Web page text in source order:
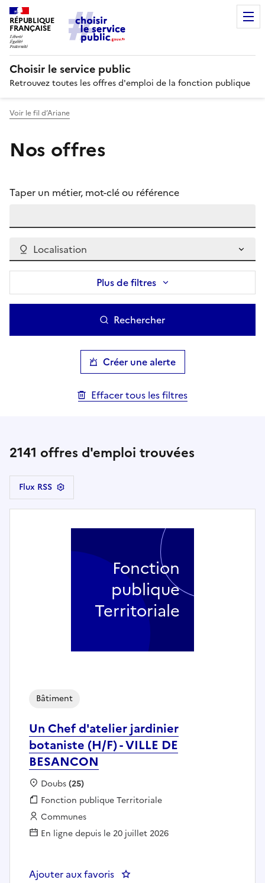
RÉPUBLIQUE
FRANÇAISE
Choisir le service public
Retrouvez toutes les offres d'emploi de la fonction publique
Voir le fil d’Ariane
Nos offres
Taper un métier, mot-clé ou référence
Localisation
Plus de filtres
Rechercher
Créer une alerte
Effacer tous les filtres
2141 offres d'emploi trouvées
Flux RSS
Un Chef d'atelier jardinier
botaniste (H/F) - VILLE DE
BESANCON
Bâtiment
Localisation :
Doubs(25)
Fonction publique :
Fonction publique Territoriale
Employeur :
Communes
En ligne depuis le 20 juillet 2026
Ajouter aux favoris : Un Chef d'atelier jardinier
Fonction
publique
Territoriale